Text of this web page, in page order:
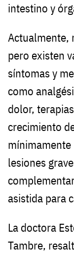
intestino y
Actualmente,
pero existen
síntomas y
como
dolor,
crecimiento
lesiones
asistida para
La doctora
Tambre,